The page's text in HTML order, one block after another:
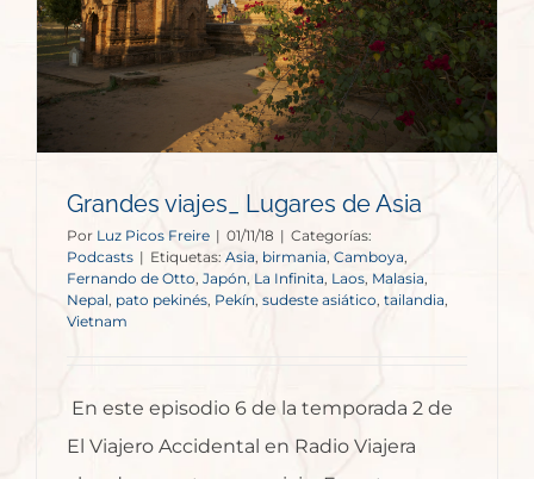
Grandes viajes_ Lugares de Asia
Por Luz Picos Freire | 01/11/18 | Categorías:
Podcasts | Etiquetas: Asia, birmania, Camboya,
Fernando de Otto Japón, La Infinita, Laos, Malasia,
Nepal pato pekinés Pekín, sudeste asiático tailandia
Vietnam
En este episodio 6 de la temporada 2 de
El Viajero Accidental en Radio Viajera